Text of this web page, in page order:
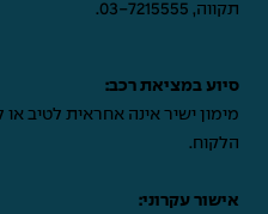
תקווה, 03-7215555
.
סיוע במציאת רכב:
מימון ישיר אינה אחראית לטיב
הלקוח.
אישור עקרוני: